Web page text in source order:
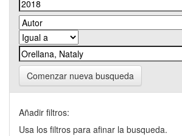
Comenzar nueva busqueda
Añadir filtros:
Usa los filtros para afinar la busqueda.